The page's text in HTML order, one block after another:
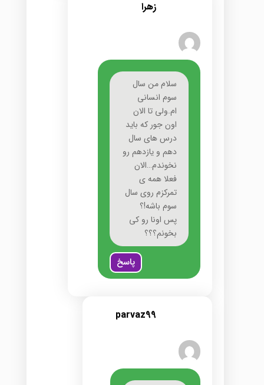
زهرا
سلام من سال
سوم انسانی
ام.ولی تا الان
اون جور که باید
درس های سال
دهم و یازدهم رو
نخوندم…الان
فعلا همه ی
تمرکزم روی سال
سوم باشه!؟
پس اونا رو کی
بخونم؟؟؟
پاسخ
parvaz99